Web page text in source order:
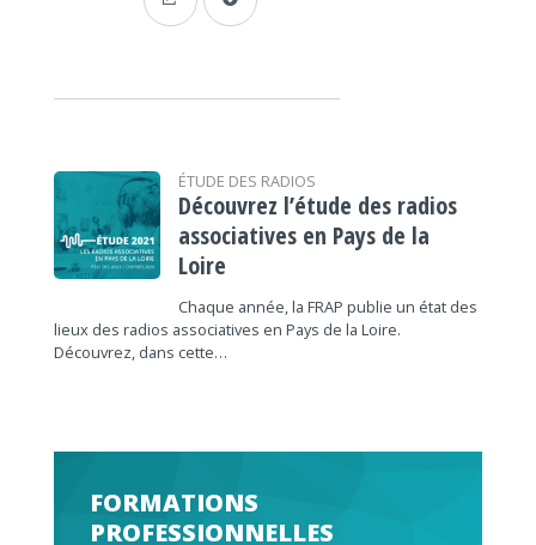
ÉTUDE DES RADIOS
Découvrez l’étude des radios
associatives en Pays de la
Loire
Chaque année, la FRAP publie un état des
lieux des radios associatives en Pays de la Loire.
Découvrez, dans cette…
FORMATIONS
PROFESSIONNELLES